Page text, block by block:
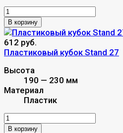
В корзину
612 руб.
Пластиковый кубок Stand 27
Высота
190 — 230 мм
Материал
Пластик
В корзину